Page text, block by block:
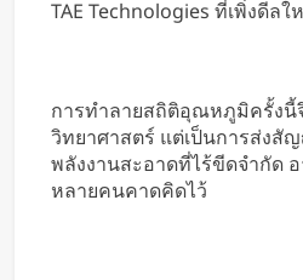
TAE Technologies ที่เพิ่งดีล
การทำลายสถิติอุณหภูมิครั้งนี้
วิทยาศาสตร์ แต่เป็นการส่ง
พลังงานสะอาดที่ไร้ขีดจำกัด อ
หลายคนคาดคิดไว้